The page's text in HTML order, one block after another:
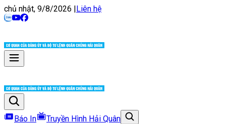
chủ nhật, 9/8/2026 |Liên hệ
Báo In Truyền Hình Hải Quân